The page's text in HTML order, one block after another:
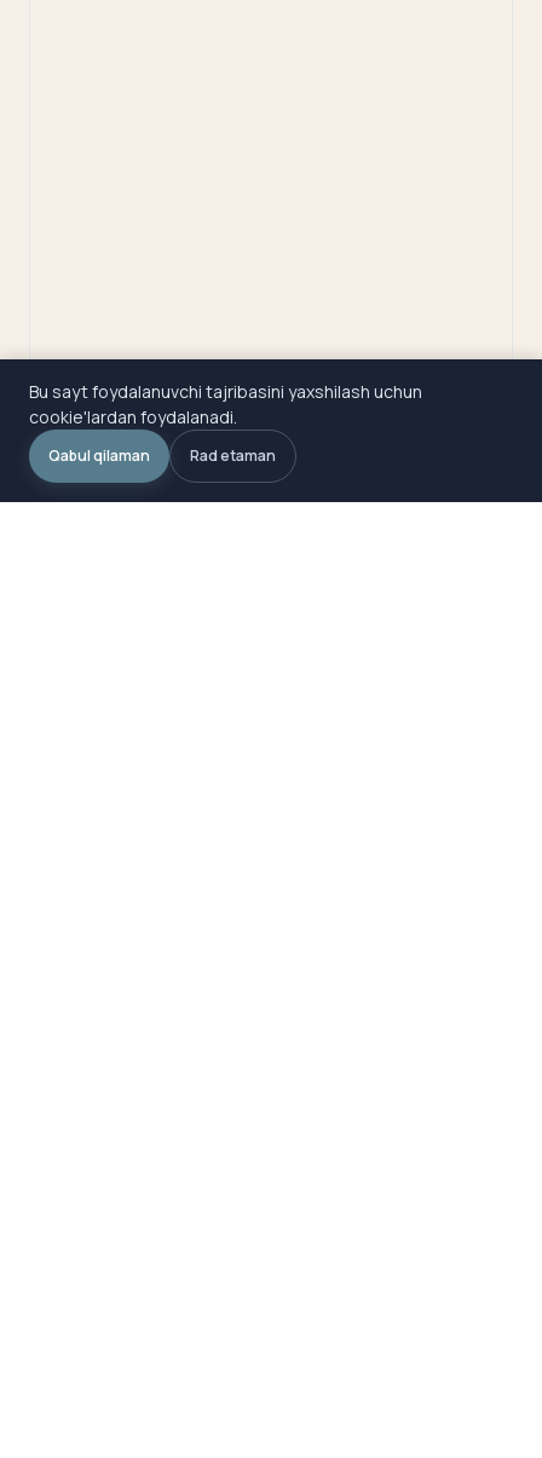
Bu sayt foydalanuvchi tajribasini yaxshilash uchun
cookie'lardan foydalanadi.
Qabul qilaman Rad etaman